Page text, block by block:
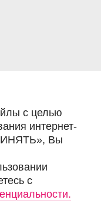
с целью
интернет-
Вы
с